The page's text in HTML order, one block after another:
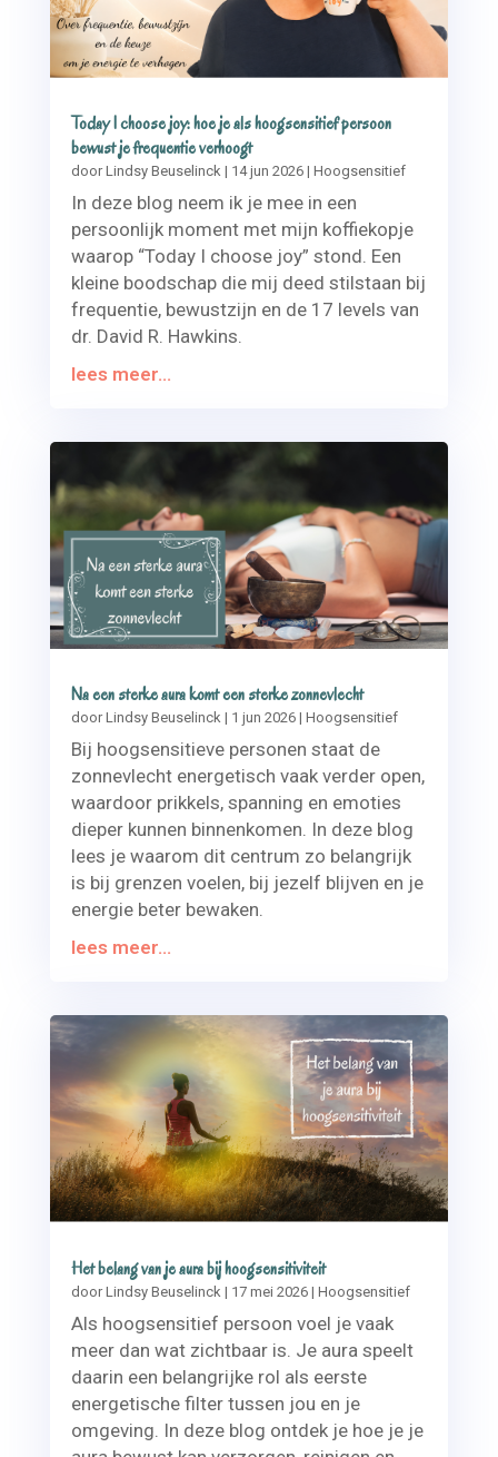
Today I choose joy: hoe je als hoogsensitief persoon
bewust je frequentie verhoogt
doorLindsy Beuselinck | 14 jun 2026| Hoogsensitief
In deze blog neem ik je mee in een
persoonlijk moment met mijn koffiekopje
waarop “Today I choose joy” stond. Een
kleine boodschap die mij deed stilstaan bij
frequentie, bewustzijn en de 17 levels van
dr. David R. Hawkins.
lees meer...
Na een sterke aura komt een sterke zonnevlecht
doorLindsy Beuselinck| 1 jun 2026| Hoogsensitief
Bij hoogsensitieve personen staat de
zonnevlecht energetisch vaak verder open,
waardoor prikkels, spanning en emoties
dieper kunnen binnenkomen. In deze blog
lees je waarom dit centrum zo belangrijk
is bij grenzen voelen, bij jezelf blijven en je
energie beter bewaken.
lees meer...
Het belang van je aura bij hoogsensitiviteit
doorLindsy Beuselinck| 17 mei 2026| Hoogsensitief
Als hoogsensitief persoon voel je vaak
meer dan wat zichtbaar is. Je aura speelt
daarin een belangrijke rol als eerste
energetische filter tussen jou en je
omgeving. In deze blog ontdek je hoe je je